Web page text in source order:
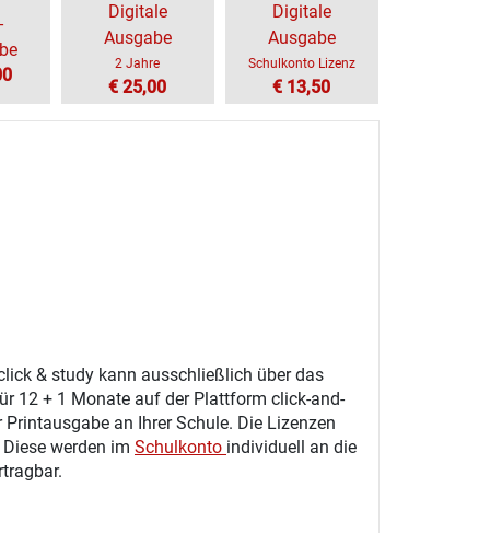
Digitale
Ausgabe
2 Jahre
€ 25,00
Digitale
Ausgabe
Schulkonto Lizenz
€ 13,50
& study kann ausschließlich über das
12 + 1 Monate auf der Plattform click-and-
an Ihrer Schule. Die Lizenzen
werden im Schulkonto individuell an die